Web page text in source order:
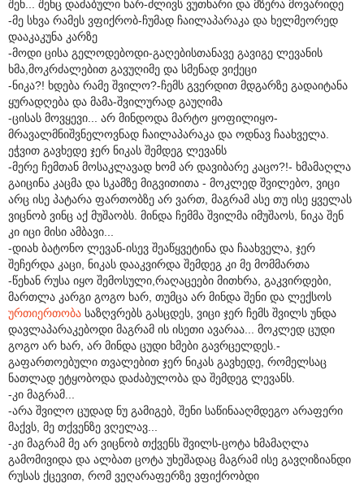
შენ... შენც დაძაბული ხარ-ძლივს ვუთხარი და მზერა მოვარიდე
-მე სხვა რამეს ვფიქრობ-ჩუმად ჩაილაპარაკა და ხელმეორედ
დააკაკუნა კარზე
-მოდი ცისა გელოდებოდი-გაღებისთანავე გავიგე ლევანის
ხმა,მოკრძალებით გავუღიმე და სმენად ვიქეცი
-ნიკა?! ხდება რამე შვილო?-ჩემს გვერდით მდგარზე გადაიტანა
ყურადღება და მამა-შვილურად გაუღიმა
-ცისას მოვყევი... არ მინდოდა მარტო ყოფილიყო-
მრავალმნიშვნელოვნად ჩაილაპარაკა და ოდნავ ჩაახველა.
ეჭვით გავხედე ჯერ ნიკას შემდეგ ლევანს
-მერე ჩემთან მოსაკლავად ხომ არ დავიბარე კაცო?!- ხმამაღლა
გაიცინა კაცმა და სკამზე მიგვითითა - მოკლედ შვილებო, ვიცი
არც ისე პატარა ფართობზე არ ვართ, მაგრამ ასე თუ ისე ყველას
ვიცნობ ვინც აქ მუშაობს. მინდა ჩემმა შვილმა იმუშაოს, ნიკა შენ
კი იცი მისი ამბავი...
-დიახ ბატონო ლევან-ისევ შეაწყვეტინა და ჩაახველა, ჯერ
შეჩერდა კაცი, ნიკას დააკვირდა შემდეგ კი მე მომმართა
-წეხან რუსა იყო შემოსული,რაღაცეები მითხრა, გაკვირდები,
მართლა კარგი გოგო ხარ, თუმცა არ მინდა შენი და ლექსოს
ურთიერთობა საზღვრებს გასცდეს, ვიცი ჯერ ჩემს შვილს უნდა
დავლაპარაკებოდი მაგრამ ის ისეთი ავარაა... მოკლედ ცუდი
გოგო არ ხარ, არ მინდა ცუდი ხმები გავრცელდეს.-
გაფართოებული თვალებით ჯერ ნიკას გავხედე, რომელსაც
ნათლად ეტყობოდა დაძაბულობა და შემდეგ ლევანს.
-კი მაგრამ...
-არა შვილო ცუდად ნუ გამიგებ, შენი საწინააღმდეგო არაფერი
მაქვს, მე თქვენზე ვღელავ...
-კი მაგრამ მე არ ვიცნობ თქვენს შვილს-ცოტა ხმამაღლა
გამომივიდა და ალბათ ცოტა უხეშადაც მაგრამ ისე გავღიზიანდი
რუსას ქცევით, რომ ვეღარაფერზე ვფიქრობდი